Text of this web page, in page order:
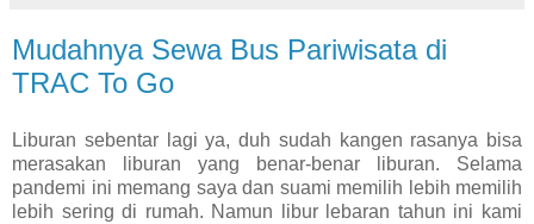
Mudahnya Sewa Bus Pariwisata di
TRAC To Go
Liburan sebentar lagi ya, duh sudah kangen rasanya bisa
merasakan liburan yang benar-benar liburan. Selama
pandemi ini memang saya dan suami memilih lebih memilih
lebih sering di rumah. Namun libur lebaran tahun ini kami